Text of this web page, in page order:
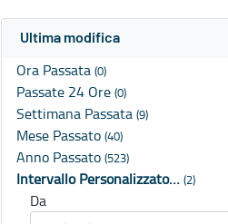
Ultima modifica
Ora Passata (0)
Passate 24 Ore (0)
Settimana Passata (9)
Mese Passato (40)
Anno Passato (523)
Intervallo Personalizzato… (2)
Da